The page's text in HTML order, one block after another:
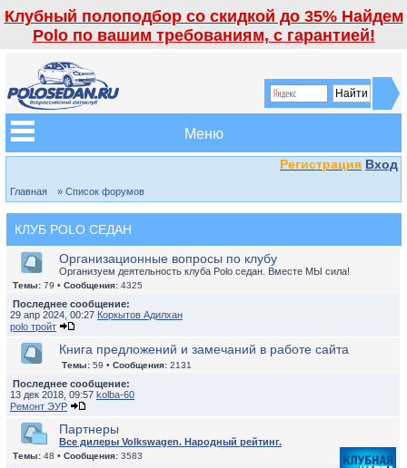
Клубный полоподбор со скидкой до 35% Найдем
Polo по вашим требованиям, с гарантией!
Меню
Регистрация Вход
Главная » Список форумов
КЛУБ POLO СЕДАН
Организационные вопросы по клубу
Организуем деятельность клуба Polo седан. Вместе МЫ сила!
Темы: 79 • Сообщения: 4325
Последнее сообщение:
29 апр 2024, 00:27 Коркытов Адилхан
polo тройт
Книга предложений и замечаний в работе сайта
Темы: 59 • Сообщения: 2131
Последнее сообщение:
13 дек 2018, 09:57 kolba-60
Ремонт ЭУР
Партнеры
Все дилеры Volkswagen. Народный рейтинг.
Темы: 48 • Сообщения: 3583